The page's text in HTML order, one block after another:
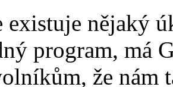
existuje nějaký
program, má
že nám